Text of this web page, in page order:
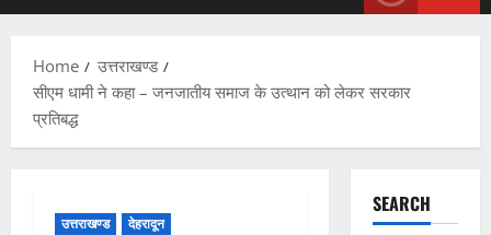
Home
उत्तराखण्ड
सीएम धामी ने कहा – जनजातीय समाज के उत्थान को लेकर सरकार
प्रतिबद्ध
उत्तराखण्ड देहरादून
SEARCH